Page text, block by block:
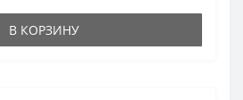
В КОРЗИНУ